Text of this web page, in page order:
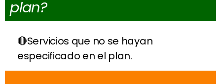
plan?
Servicios que no se hayan
especificado en el plan.